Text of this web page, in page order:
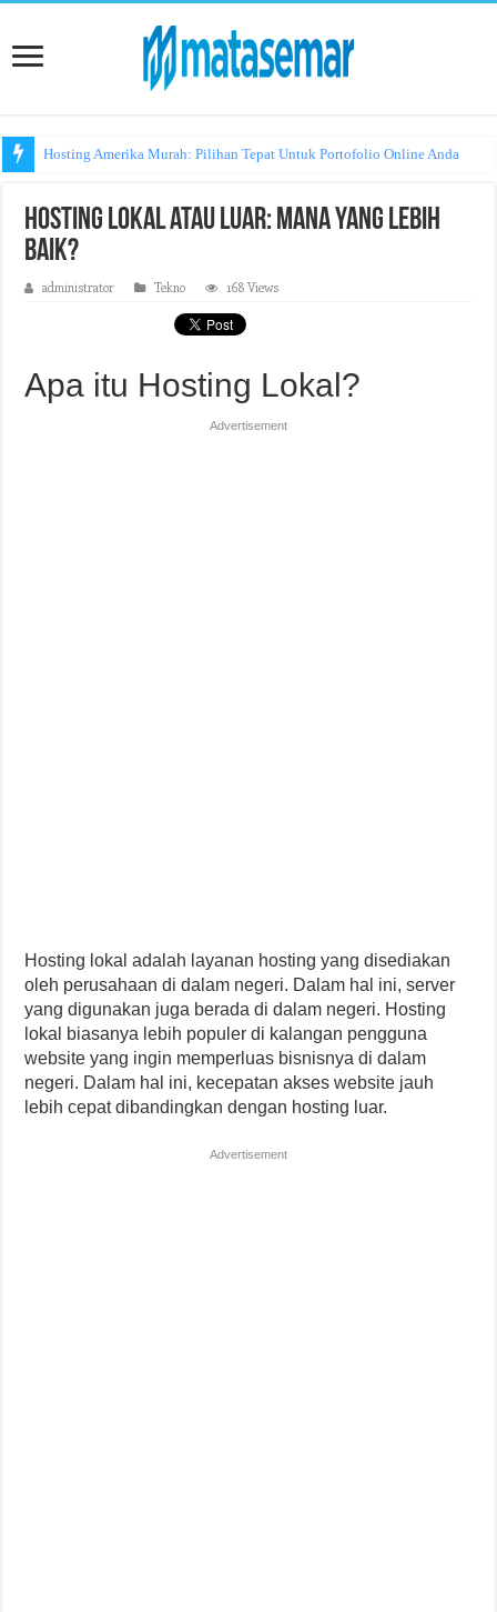
Hosting Amerika Murah: Pilihan Tepat Untuk Portofolio Online Anda
Hosting Lokal atau Luar: Mana yang Lebih
Baik?
administrator Tekno 168 Views
Apa itu Hosting Lokal?
Advertisement
Hosting lokal adalah layanan hosting yang disediakan
oleh perusahaan di dalam negeri. Dalam hal ini, server
yang digunakan juga berada di dalam negeri. Hosting
lokal biasanya lebih populer di kalangan pengguna
website yang ingin memperluas bisnisnya di dalam
negeri. Dalam hal ini, kecepatan akses website jauh
lebih cepat dibandingkan dengan hosting luar.
Advertisement